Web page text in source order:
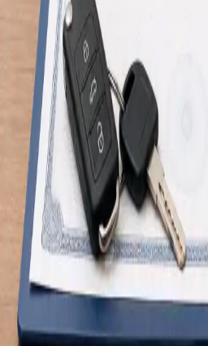
Duração
15 min
Saiba mais :Consulta de Saúde do
Geral
Atestado Médico para Carta
Avaliação médica online para
condução, Grupo 1 e Grupo 2.
Médicos, documento aceite pelo
A partir de
€30
Duração
15 min